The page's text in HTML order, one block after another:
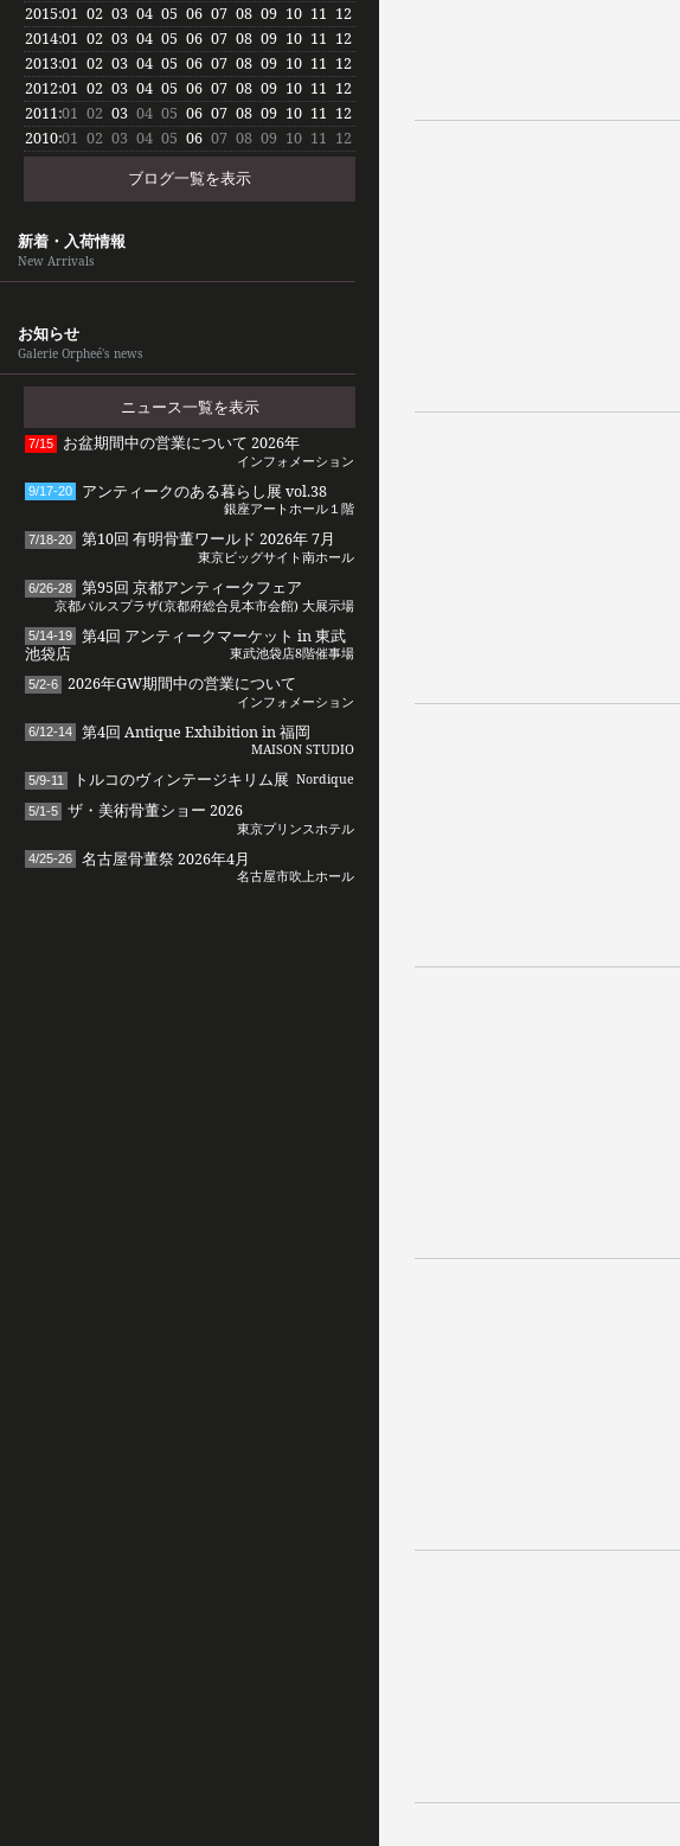
2015:01 02 03 04 05 06 07 08 09 10 11 12
2014:01 02 03 04 05 06 07 08 09 10 11 12
2013:01 02 03 04 05 06 07 08 09 10 11 12
2012:01 02 03 04 05 06 07 08 09 10 11 12
2011:01 02 03 04 05 06 07 08 09 10 11 12
2010:01 02 03 04 05 06 07 08 09 10 11 12
ブログ一覧を表示
新着・入荷情報
New Arrivals
お知らせ
Galerie Orpheé's news
ニュース一覧を表示
7/15 お盆期間中の営業について 2026年
インフォメーション
9/17-20 アンティークのある暮らし展 vol.38
銀座アートホール１階
7/18-20 第10回 有明骨董ワールド 2026年 7月
東京ビッグサイト南ホール
6/26-28 第95回 京都アンティークフェア
京都パルスプラザ(京都府総合見本市会館) 大展示場
5/14-19
第4回 アンティークマーケット in 東武
池袋店
東武池袋店8階催事場
5/2-6 2026年GW期間中の営業について
インフォメーション
6/12-14 第4回 Antique Exhibition in 福岡
MAISON STUDIO
5/9-11 トルコのヴィンテージキリム展 Nordique
5/1-5 ザ・美術骨董ショー 2026
東京プリンスホテル
4/25-26 名古屋骨董祭 2026年4月
名古屋市吹上ホール